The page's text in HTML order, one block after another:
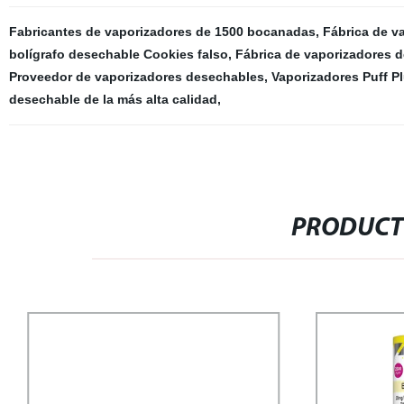
Fabricantes de vaporizadores de 1500 bocanadas, Fábrica de
bolígrafo desechable Cookies falso, Fábrica de vaporizadores
Proveedor de vaporizadores desechables, Vaporizadores Puff
desechable de la más alta calidad,